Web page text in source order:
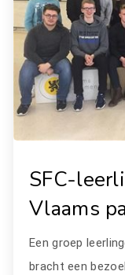
SFC-
Vlaams
Een groep
bracht een